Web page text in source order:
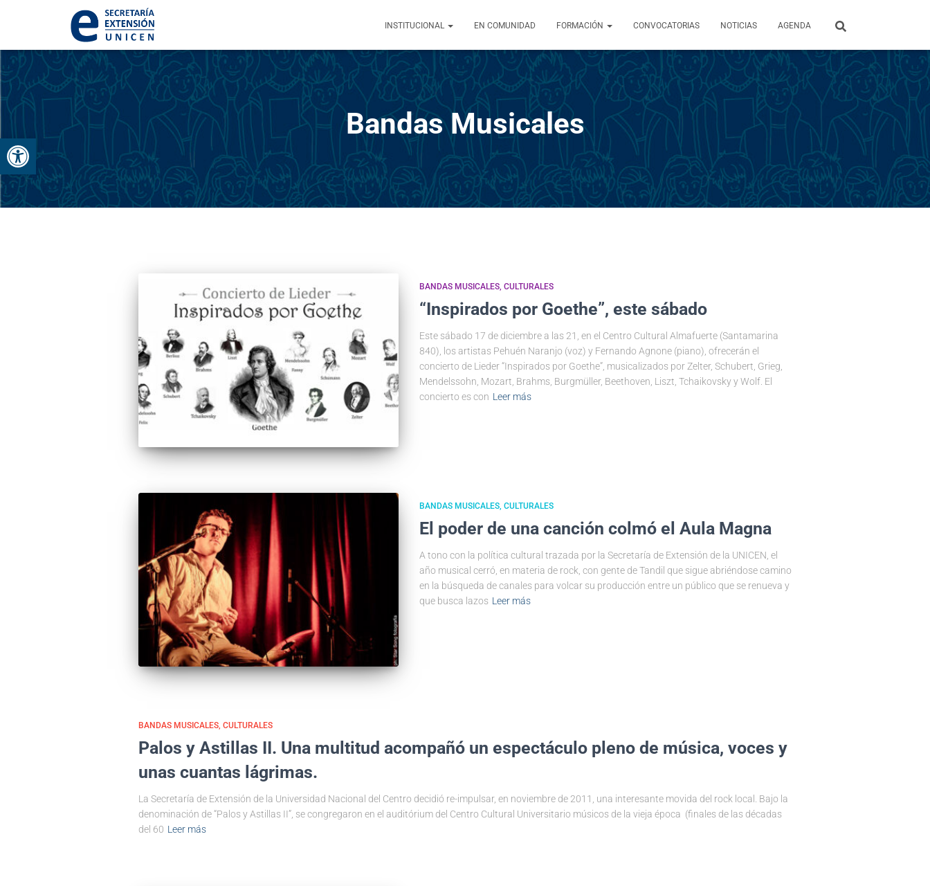
Abrir barra de herramientas
INSTITUCIONAL EN COMUNIDAD FORMACIÓN CONVOCATORIAS NOTICIAS AGENDA
Bandas Musicales
BANDAS MUSICALES CULTURALES
“Inspirados por Goethe”, este sábado
Este sábado 17 de diciembre a las 21, en el Centro Cultural Almafuerte (Santamarina
840), los artistas Pehuén Naranjo (voz) y Fernando Agnone (piano), ofrecerán el
concierto de Lieder “Inspirados por Goethe”, musicalizados por Zelter, Schubert, Grieg,
Mendelssohn, Mozart, Brahms, Burgmüller, Beethoven, Liszt, Tchaikovsky y Wolf. El
concierto es con Leer más
BANDAS MUSICALES CULTURALES
El poder de una canción colmó el Aula Magna
A tono con la política cultural trazada por la Secretaría de Extensión de la UNICEN, el
año musical cerró, en materia de rock, con gente de Tandil que sigue abriéndose camino
en la búsqueda de canales para volcar su producción entre un público que se renueva y
que busca lazos Leer más
BANDAS MUSICALES CULTURALES
Palos y Astillas II. Una multitud acompañó un espectáculo pleno de música, voces y
unas cuantas lágrimas.
La Secretaría de Extensión de la Universidad Nacional del Centro decidió re-impulsar, en noviembre de 2011, una interesante movida del rock local. Bajo la
denominación de “Palos y Astillas II”, se congregaron en el auditórium del Centro Cultural Universitario músicos de la vieja época (finales de las décadas
del 60 Leer más